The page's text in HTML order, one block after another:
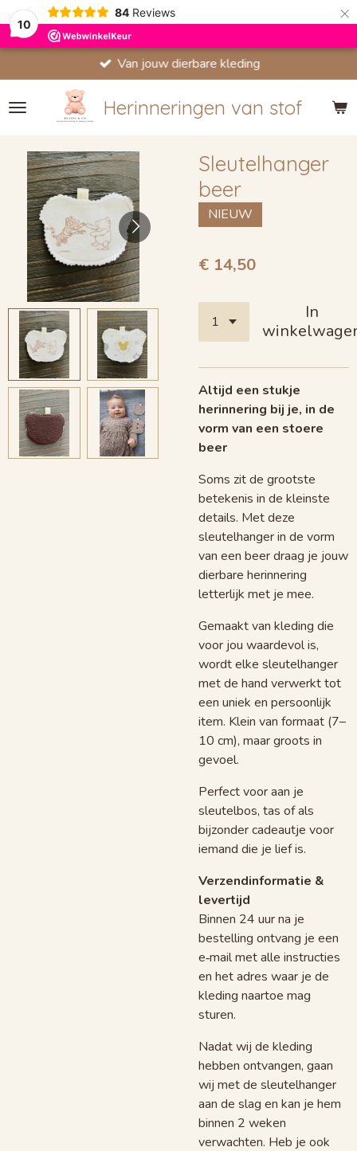
10
84 Reviews ×
Herinneringen van stof
Van jouw dierbare kleding
Sleutelhanger
beer
NIEUW
€ 14,50
In
Altijd een stukje
herinnering bij je, in de
vorm van een stoere
beer
Soms zit de grootste
betekenis in de kleinste
details. Met deze
sleutelhanger in de vorm
van een beer draag je jouw
dierbare herinnering
letterlijk met je mee.
Gemaakt van kleding die
voor jou waardevol is,
wordt elke sleutelhanger
met de hand verwerkt tot
een uniek en persoonlijk
item. Klein van formaat (7–
10 cm), maar groots in
gevoel.
Perfect voor aan je
sleutelbos, tas of als
bijzonder cadeautje voor
iemand die je lief is.
Verzendinformatie &
levertijd
Binnen 24 uur na je
bestelling ontvang je een
e‑mail met alle instructies
en het adres waar je de
kleding naartoe mag
sturen.
Nadat wij de kleding
hebben ontvangen, gaan
wij met de sleutelhanger
aan de slag en kan je hem
binnen 2 weken
verwachten. Heb je ook